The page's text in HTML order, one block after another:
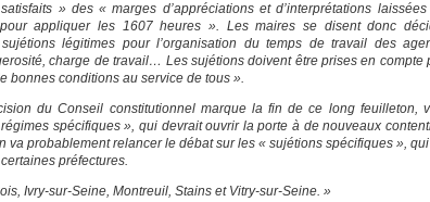
» des « marges d’appréciations et d’interprétations
appliquer les 1607 heures ». Les maires se disent donc
légitimes pour l’organisation du temps de travail des
charge de travail… Les sujétions doivent être prises en compte
bonnes conditions au service de tous ».
du Conseil constitutionnel marque la fin de ce long feuilleton,
spécifiques », qui devrait ouvrir la porte à de nouveaux
va probablement relancer le débat sur les « sujétions spécifiques »,
préfectures.
Ivry-sur-Seine, Montreuil, Stains et Vitry-sur-Seine. »